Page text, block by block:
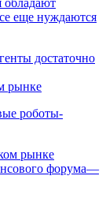
обладают
еще нуждаются
рынке
роботы-
форума—